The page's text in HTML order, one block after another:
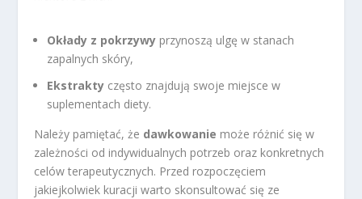
Okłady z pokrzywy przynoszą ulgę w stanach
zapalnych skóry,
Ekstrakty często znajdują swoje miejsce w
suplementach diety.
Należy pamiętać, że dawkowanie może różnić się w
zależności od indywidualnych potrzeb oraz konkretnych
celów terapeutycznych. Przed rozpoczęciem
jakiejkolwiek kuracji warto skonsultować się ze